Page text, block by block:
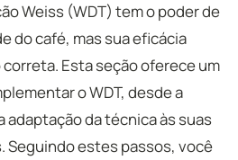
Weiss (WDT) tem o poder de
do café, mas sua eficácia
Esta seção oferece um
o WDT, desde a
adaptação da técnica às suas
Seguindo estes passos, você